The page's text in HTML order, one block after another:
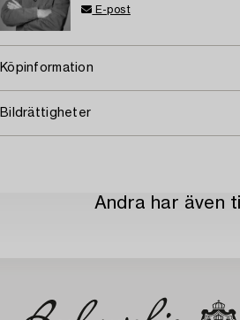
E-post
Köpinformation
Bildrättigheter
Andra har även